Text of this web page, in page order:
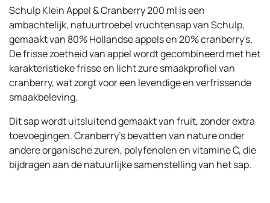
Schulp Klein Appel & Cranberry 200 ml is een
ambachtelijk, natuurtroebel vruchtensap van Schulp,
gemaakt van 80% Hollandse appels en 20% cranberry's.
De frisse zoetheid van appel wordt gecombineerd met het
karakteristieke frisse en licht zure smaakprofiel van
cranberry, wat zorgt voor een levendige en verfrissende
smaakbeleving.
Dit sap wordt uitsluitend gemaakt van fruit, zonder extra
toevoegingen. Cranberry's bevatten van nature onder
andere organische zuren, polyfenolen en vitamine C, die
bijdragen aan de natuurlijke samenstelling van het sap.